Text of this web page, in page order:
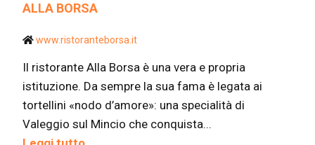
ALLA BORSA
www.ristoranteborsa.it
Il ristorante Alla Borsa è una vera e propria
istituzione. Da sempre la sua fama è legata ai
tortellini «nodo d’amore»: una specialità di
Valeggio sul Mincio che conquista...